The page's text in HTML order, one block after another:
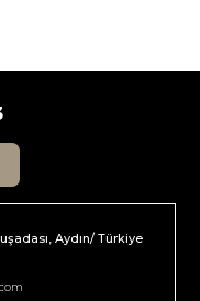
Aydın/ Türkiye